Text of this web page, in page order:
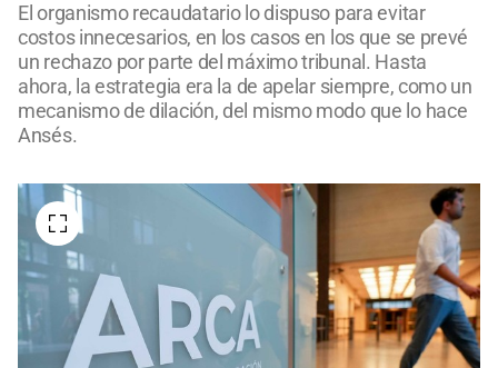
El organismo recaudatario lo dispuso para evitar
costos innecesarios, en los casos en los que se prevé
un rechazo por parte del máximo tribunal. Hasta
ahora, la estrategia era la de apelar siempre, como un
mecanismo de dilación, del mismo modo que lo hace
Ansés.